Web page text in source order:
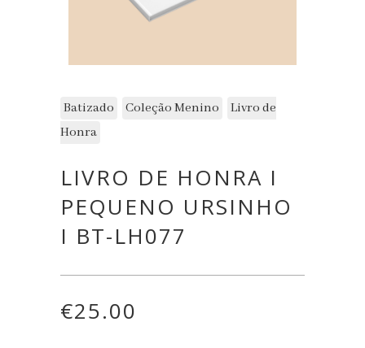
Batizado Coleção Menino
Livro de
Honra
LIVRO DE HONRA I
PEQUENO URSINHO
I BT-LH077
€25.00